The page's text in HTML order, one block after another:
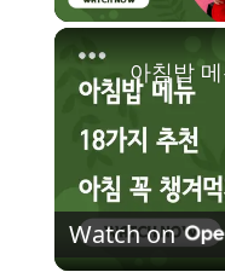
Watch on